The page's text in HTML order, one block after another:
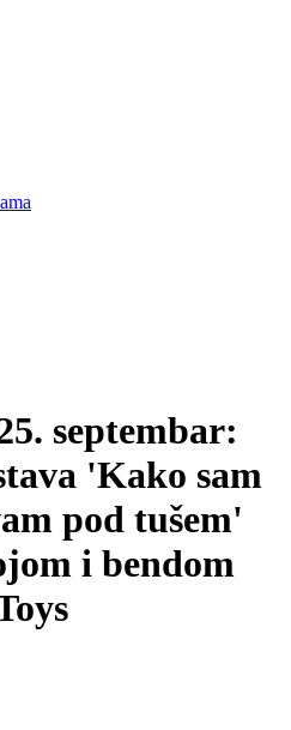
septembar:
'Kako sam
pod tušem'
i bendom